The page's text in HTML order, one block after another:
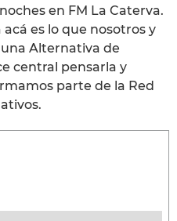
en FM La Caterva.
es lo que nosotros y
Alternativa de
central pensarla y
parte de la Red